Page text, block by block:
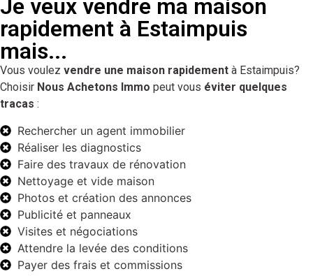
Je veux vendre ma maison
rapidement à Estaimpuis
mais...
Vous voulez vendre une maison rapidement à Estaimpuis?
Choisir Nous Achetons Immo peut vous éviter quelques
tracas :
Rechercher un agent immobilier
Réaliser les diagnostics
Faire des travaux de rénovation
Nettoyage et vide maison
Photos et création des annonces
Publicité et panneaux
Visites et négociations
Attendre la levée des conditions
Payer des frais et commissions